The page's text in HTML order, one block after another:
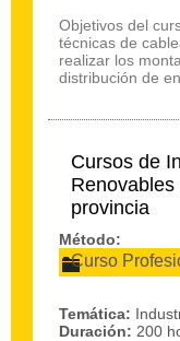
Objetivos del
técnicas de
realizar los
distribución de
Cursos de
provincia
Método:
Curso
Temática:
Duración: 200